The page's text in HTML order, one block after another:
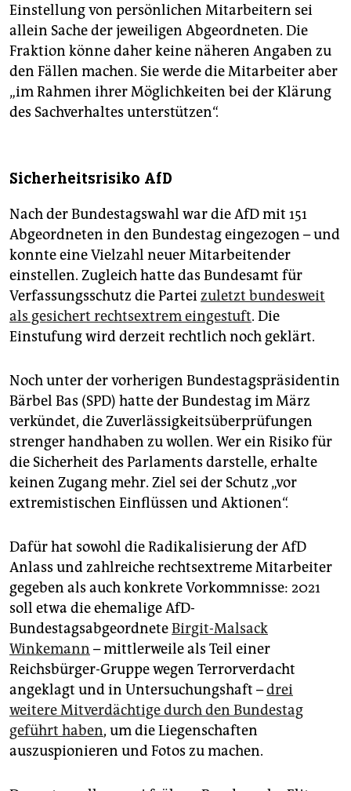
Einstellung von persönlichen Mitarbeitern sei
allein Sache der jeweiligen Abgeordneten. Die
Fraktion könne daher keine näheren Angaben zu
den Fällen machen. Sie werde die Mitarbeiter aber
„im Rahmen ihrer Möglichkeiten bei der Klärung
des Sachverhaltes unterstützen“.
Sicherheitsrisiko AfD
Nach der Bundestagswahl war die AfD mit 151
Abgeordneten in den Bundestag eingezogen – und
konnte eine Vielzahl neuer Mitarbeitender
einstellen. Zugleich hatte das Bundesamt für
Verfassungsschutz die Parteizuletzt bundesweit
als gesichert rechtsextrem eingestuft. Die
Einstufung wird derzeit rechtlich noch geklärt.
Noch unter der vorherigen Bundestagspräsidentin
Bärbel Bas (SPD) hatte der Bundestag im März
verkündet, die Zuverlässigkeitsüberprüfungen
strenger handhaben zu wollen. Wer ein Risiko für
die Sicherheit des Parlaments darstelle, erhalte
keinen Zugang mehr. Ziel sei der Schutz „vor
extremistischen Einflüssen und Aktionen“.
Dafür hat sowohl die Radikalisierung der AfD
Anlass und zahlreiche rechtsextreme Mitarbeiter
gegeben als auch konkrete Vorkommnisse: 2021
soll etwa die ehemalige AfD-
BundestagsabgeordneteBirgit-Malsack
Winkemann – mittlerweile als Teil einer
Reichsbürger-Gruppe wegen Terrorverdacht
angeklagt und in Untersuchungshaft –drei
weitere Mitverdächtige durch den Bundestag
geführt haben, um die Liegenschaften
auszuspionieren und Fotos zu machen.